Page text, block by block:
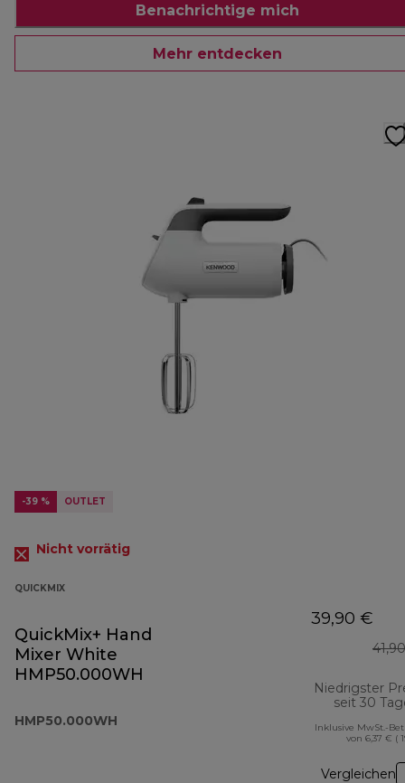
Benachrichtige mich
Mehr entdecken
-39 % OUTLET
Nicht vorrätig
QUICKMIX
QuickMix+ Hand
Mixer White
HMP50.000WH
HMP50.000WH
39,90 €
Niedrigster
seit 30
Inklusive MwSt.-
von 6,37 € (
Vergleichen